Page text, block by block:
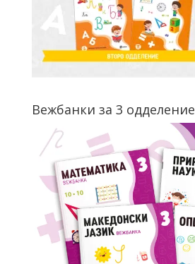
Вежбанки за 3 одделение